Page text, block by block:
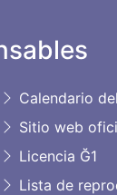
Calendario
Sitio web
Licencia Ğ1
Lista de